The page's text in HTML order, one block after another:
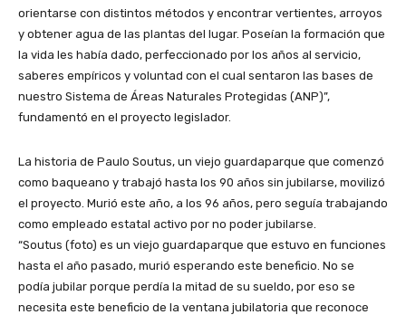
orientarse con distintos métodos y encontrar vertientes, arroyos
y obtener agua de las plantas del lugar. Poseían la formación que
la vida les había dado, perfeccionado por los años al servicio,
saberes empíricos y voluntad con el cual sentaron las bases de
nuestro Sistema de Áreas Naturales Protegidas (ANP)”,
fundamentó en el proyecto legislador.
La historia de Paulo Soutus, un viejo guardaparque que comenzó
como baqueano y trabajó hasta los 90 años sin jubilarse, movilizó
el proyecto. Murió este año, a los 96 años, pero seguía trabajando
como empleado estatal activo por no poder jubilarse.
“Soutus (foto) es un viejo guardaparque que estuvo en funciones
hasta el año pasado, murió esperando este beneficio. No se
podía jubilar porque perdía la mitad de su sueldo, por eso se
necesita este beneficio de la ventana jubilatoria que reconoce